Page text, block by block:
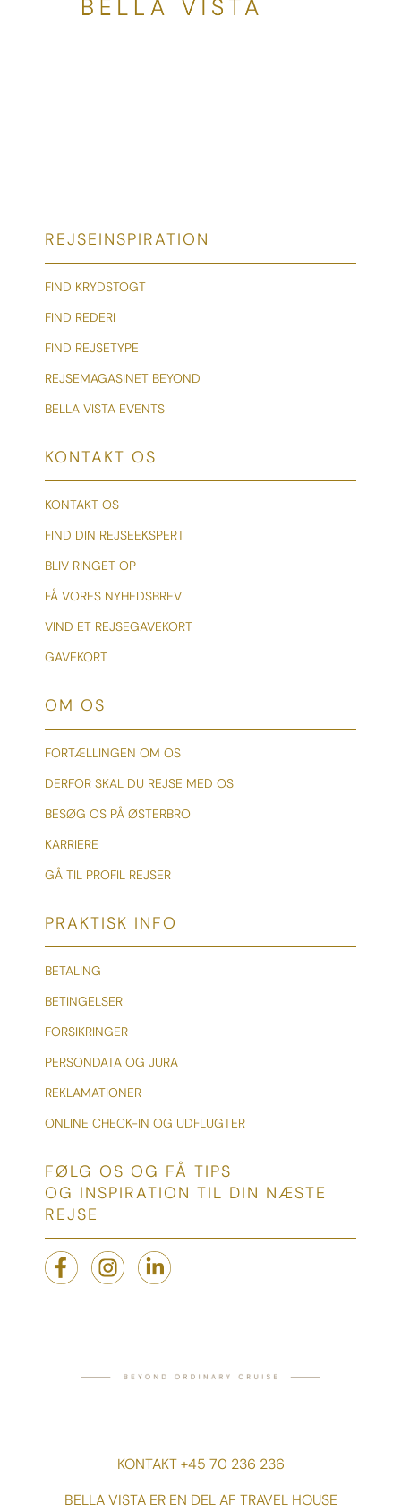
REJSEINSPIRATION
FIND KRYDSTOGT
FIND REDERI
FIND REJSETYPE
REJSEMAGASINET BEYOND
BELLA VISTA EVENTS
KONTAKT OS
KONTAKT OS
FIND DIN REJSEEKSPERT
BLIV RINGET OP
FÅ VORES NYHEDSBREV
VIND ET REJSEGAVEKORT
GAVEKORT
OM OS
FORTÆLLINGEN OM OS
DERFOR SKAL DU REJSE MED OS
BESØG OS PÅ ØSTERBRO
KARRIERE
GÅ TIL PROFIL REJSER
PRAKTISK INFO
BETALING
BETINGELSER
FORSIKRINGER
PERSONDATA OG JURA
REKLAMATIONER
ONLINE CHECK-IN OG UDFLUGTER
FØLG OS OG FÅ TIPS
OG INSPIRATION TIL DIN NÆSTE
REJSE
KONTAKT +45 70 236 236
BELLA VISTA ER EN DEL AF TRAVEL HOUSE